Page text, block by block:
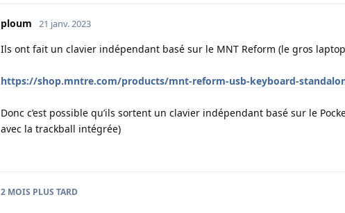
ploum 21 janv. 2023
Ils ont fait un clavier indépendant basé sur le MNT Reform (le gros
https://shop.mntre.com/products/mnt-reform-usb-keyboard-
Donc c’est possible qu’ils sortent un clavier indépendant basé sur le
avec la trackball intégrée)
2 MOIS PLUS TARD